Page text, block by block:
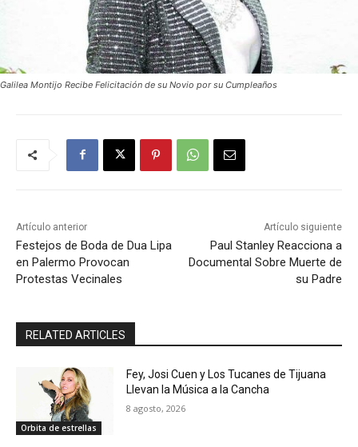
Galilea Montijo Recibe Felicitación de su Novio por su Cumpleaños
Artículo anterior
Festejos de Boda de Dua Lipa
en Palermo Provocan
Protestas Vecinales
Artículo siguiente
Paul Stanley Reacciona a
Documental Sobre Muerte de
su Padre
RELATED ARTICLES
Orbita de estrellas
Fey, Josi Cuen y Los Tucanes de Tijuana
Llevan la Música a la Cancha
8 agosto, 2026